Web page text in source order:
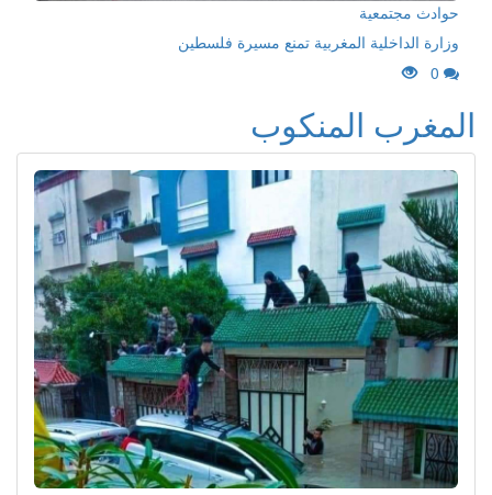
حوادث مجتمعية
وزارة الداخلية المغربية تمنع مسيرة فلسطين
0
المغرب المنكوب